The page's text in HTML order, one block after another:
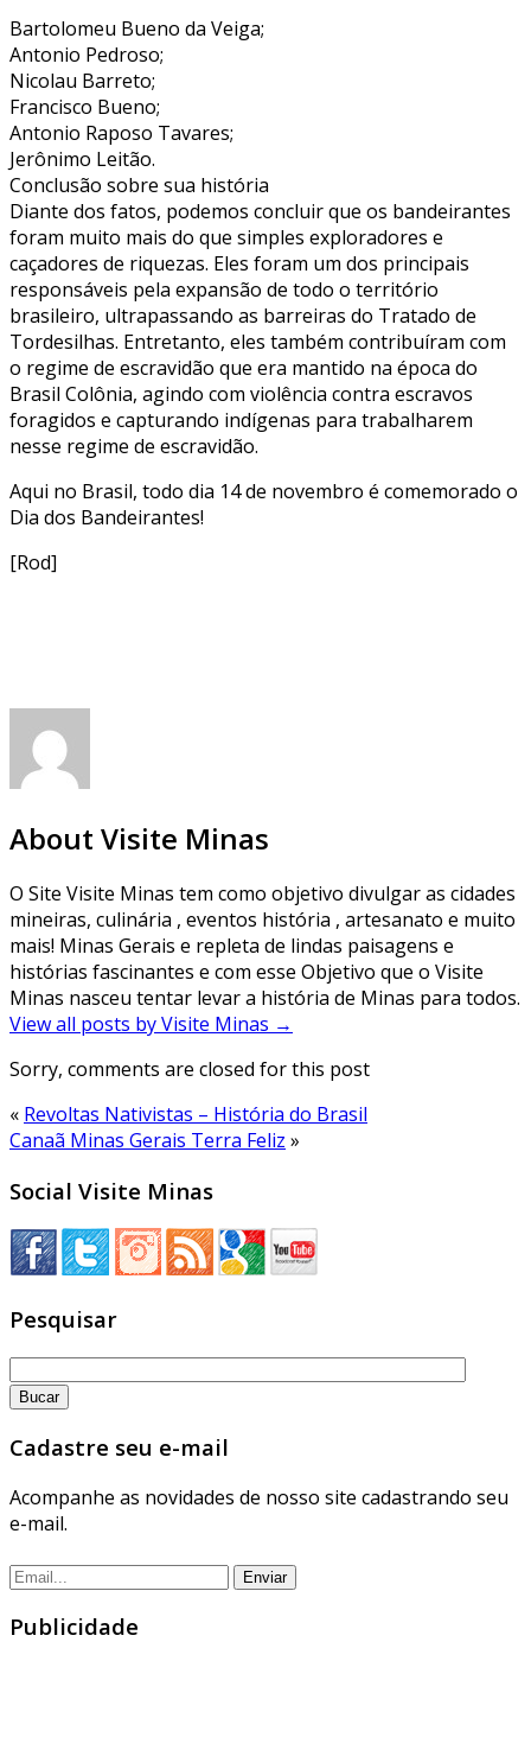
Bartolomeu Bueno da Veiga;
Antonio Pedroso;
Nicolau Barreto;
Francisco Bueno;
Antonio Raposo Tavares;
Jerônimo Leitão.
Conclusão sobre sua história
Diante dos fatos, podemos concluir que os bandeirantes
foram muito mais do que simples exploradores e
caçadores de riquezas. Eles foram um dos principais
responsáveis pela expansão de todo o território
brasileiro, ultrapassando as barreiras do Tratado de
Tordesilhas. Entretanto, eles também contribuíram com
o regime de escravidão que era mantido na época do
Brasil Colônia, agindo com violência contra escravos
foragidos e capturando indígenas para trabalharem
nesse regime de escravidão.
Aqui no Brasil, todo dia 14 de novembro é comemorado o
Dia dos Bandeirantes!
[Rod]
About Visite Minas
O Site Visite Minas tem como objetivo divulgar as cidades
mineiras, culinária , eventos história , artesanato e muito
mais! Minas Gerais e repleta de lindas paisagens e
histórias fascinantes e com esse Objetivo que o Visite
Minas nasceu tentar levar a história de Minas para todos.
View all posts by Visite Minas →
Sorry, comments are closed for this post
« Revoltas Nativistas – História do Brasil
Canaã Minas Gerais Terra Feliz »
Social Visite Minas
Pesquisar
Cadastre seu e-mail
Acompanhe as novidades de nosso site cadastrando seu
e-mail.
Publicidade